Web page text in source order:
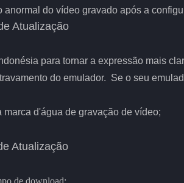
do vídeo gravado após a
Atualização
para tornar a expressão mais
do emulador. Se o seu
d'água de gravação de vídeo;
Atualização
de download;